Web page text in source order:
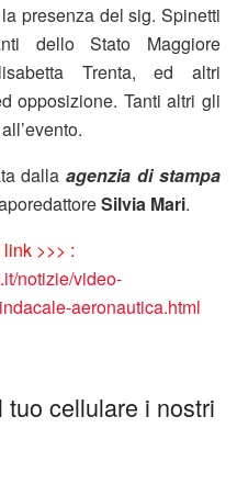
presenza del sig. Spinetti
dello Stato Maggiore
Trenta, ed altri
opposizione. Tanti altri gli
dallaagenzia di stampa
Silvia Mari.
>>> :
notizie/video-
aeronautica.html
cellulare i nostri